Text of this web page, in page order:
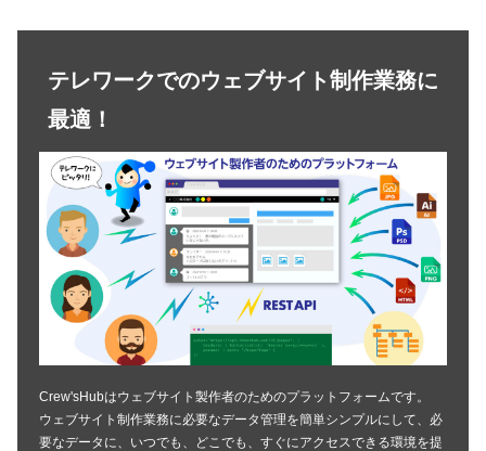
テレワークでのウェブサイト制作業務に
最適！
Crew'sHubはウェブサイト製作者のためのプラットフォームです。
ウェブサイト制作業務に必要なデータ管理を簡単シンプルにして、必
要なデータに、いつでも、どこでも、すぐにアクセスできる環境を提